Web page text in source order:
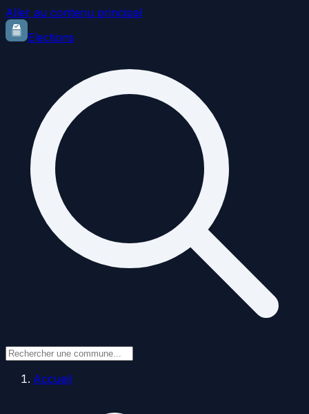
Aller au contenu principal
Elections
Accueil